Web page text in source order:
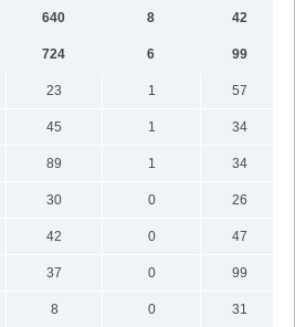
640 8
42
724 6
99
23 1
57
45 1
34
89 1
34
30 0
26
42 0
47
37 0
99
8 0
31